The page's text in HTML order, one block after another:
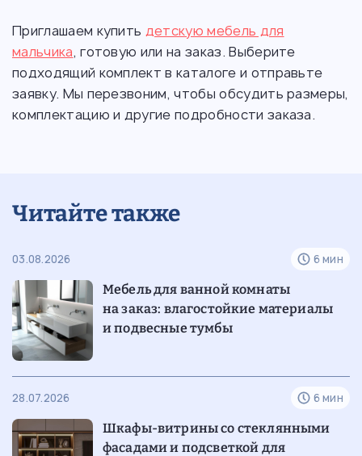
Приглашаем купить детскую мебель для
мальчика, готовую или на заказ. Выберите
подходящий комплект в каталоге и отправьте
заявку. Мы перезвоним, чтобы обсудить размеры,
комплектацию и другие подробности заказа.
Читайте также
03.08.2026 6 мин
Мебель для ванной комнаты
на заказ: влагостойкие материалы
и подвесные тумбы
28.07.2026 6 мин
Шкафы-витрины со стеклянными
фасадами и подсветкой для